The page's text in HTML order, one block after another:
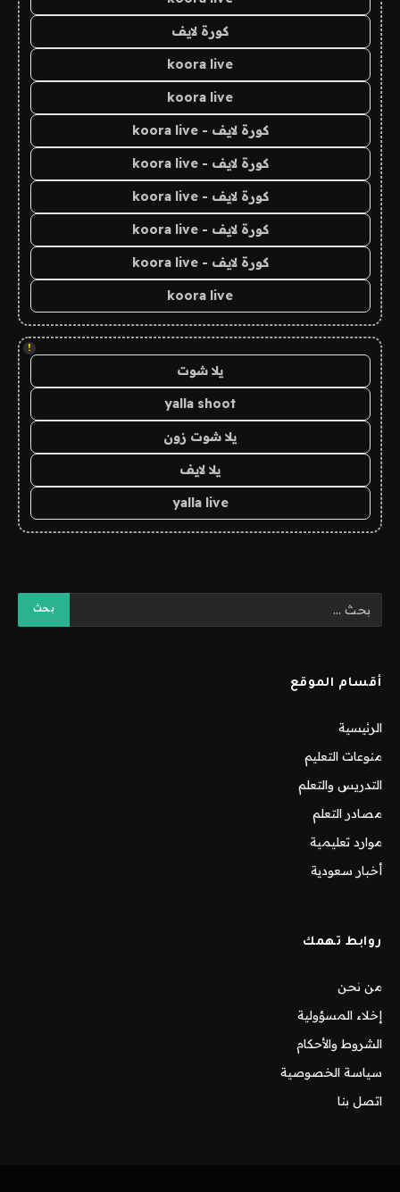
كورة لايف
koora live
koora live
كورة لايف - koora live
كورة لايف - koora live
كورة لايف - koora live
كورة لايف - koora live
كورة لايف - koora live
koora live
!
يلا شوت
yalla shoot
يلا شوت زون
يلا لايف
yalla live
أقسام الموقع
الرئيسية
منوعات التعليم
التدريس والتعلم
مصادر التعلم
موارد تعليمية
أخبار سعودية
روابط تهمك
من نحن
إخلاء المسؤولية
الشروط والأحكام
سياسة الخصوصية
اتصل بنا